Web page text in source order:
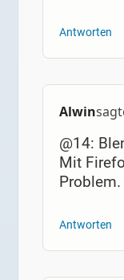
Antworten
Alwin
@14:
Mit
Problem.
Antworten